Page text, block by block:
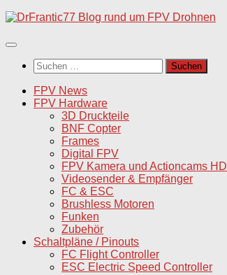
Unter
Inhalt
Suchen
nach:
FPV News
FPV Hardware
3D Druckteile
BNF Copter
Frames
Digital FPV
FPV Kamera und Actioncams HD
Videosender & Empfänger
FC & ESC
Brushless Motoren
Funken
Zubehör
Schaltpläne / Pinouts
FC Flight Controller
ESC Electric Speed Controller